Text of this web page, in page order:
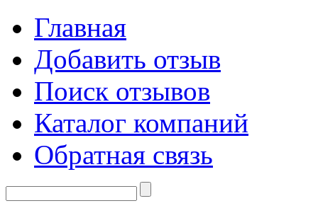
Главная
Добавить отзыв
Поиск отзывов
Каталог компаний
Обратная связь